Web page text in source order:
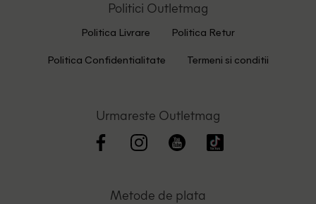
Politici Outletmag
Politica Livrare Politica Retur
Politica Confidentialitate Termeni si conditii
Urmareste Outletmag
Metode de plata